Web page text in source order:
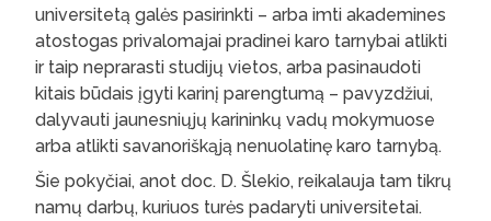
universitetą galės pasirinkti – arba imti akademines
atostogas privalomajai pradinei karo tarnybai atlikti
ir taip neprarasti studijų vietos, arba pasinaudoti
kitais būdais įgyti karinį parengtumą – pavyzdžiui,
dalyvauti jaunesniųjų karininkų vadų mokymuose
arba atlikti savanoriškąją nenuolatinę karo tarnybą.
Šie pokyčiai, anot doc. D. Šlekio, reikalauja tam tikrų
namų darbų, kuriuos turės padaryti universitetai.